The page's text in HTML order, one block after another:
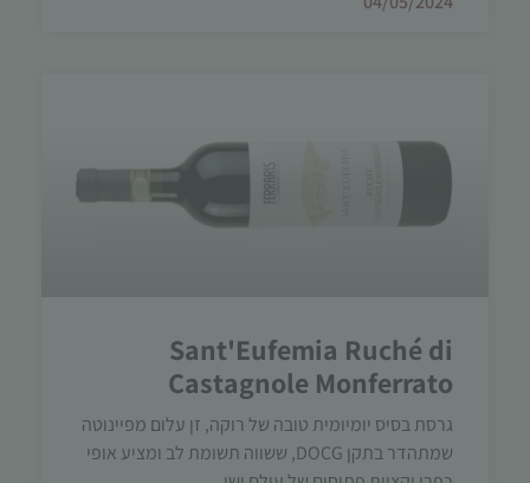
Sant'Eufemia Ruché di
Castagnole Monferrato
גרסת בסיס יומיומית טובה של רוקה, זן עלום מפיינוטה
שמתהדר בתקן DOCG, ששווה תשומת לב ומציע אופי